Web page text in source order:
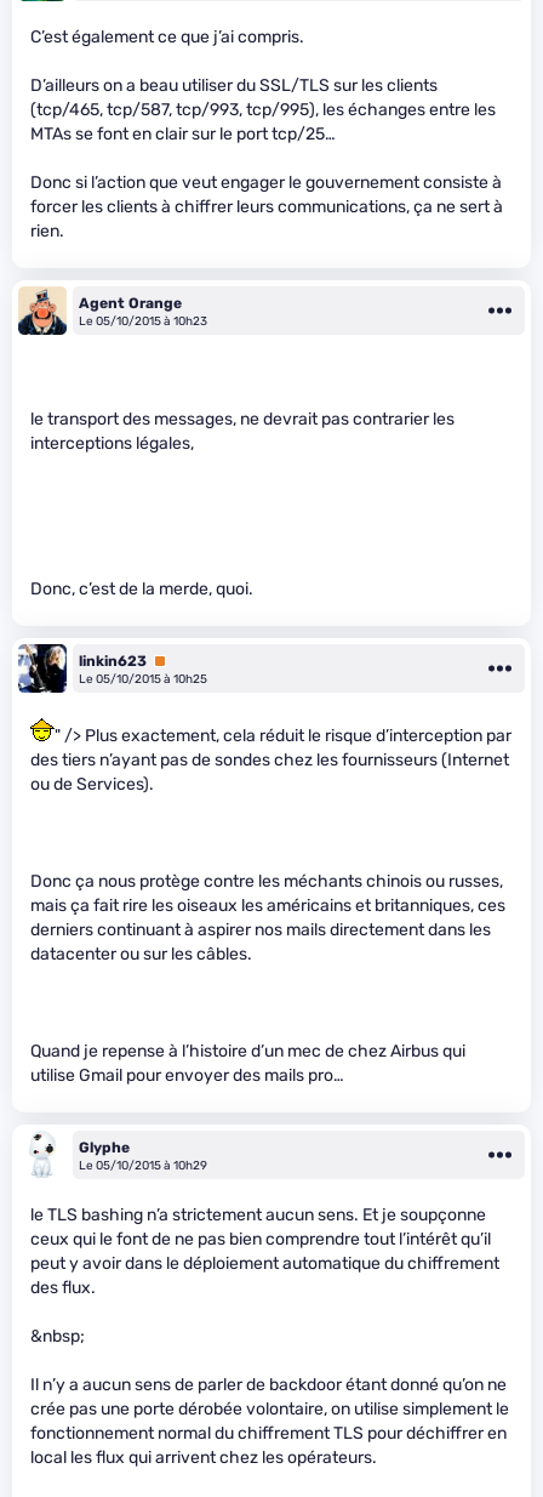
C’est également ce que j’ai compris.
D’ailleurs on a beau utiliser du SSL/TLS sur les clients
(tcp/465, tcp/587, tcp/993, tcp/995), les échanges entre les
MTAs se font en clair sur le port tcp/25…
Donc si l’action que veut engager le gouvernement consiste à
forcer les clients à chiffrer leurs communications, ça ne sert à
rien.
Agent Orange
Le 05/10/2015 à 10h23
le transport des messages, ne devrait pas contrarier les
interceptions légales,
Donc, c’est de la merde, quoi.
linkin623 Premium
Le 05/10/2015 à 10h25
" /> Plus exactement, cela réduit le risque d’interception par
des tiers n’ayant pas de sondes chez les fournisseurs (Internet
ou de Services).
Donc ça nous protège contre les méchants chinois ou russes,
mais ça fait rire les oiseaux les américains et britanniques, ces
derniers continuant à aspirer nos mails directement dans les
datacenter ou sur les câbles.
Quand je repense à l’histoire d’un mec de chez Airbus qui
utilise Gmail pour envoyer des mails pro…
Glyphe
Le 05/10/2015 à 10h29
le TLS bashing n’a strictement aucun sens. Et je soupçonne
ceux qui le font de ne pas bien comprendre tout l’intérêt qu’il
peut y avoir dans le déploiement automatique du chiffrement
des flux.
&nbsp;
Il n’y a aucun sens de parler de backdoor étant donné qu’on ne
crée pas une porte dérobée volontaire, on utilise simplement le
fonctionnement normal du chiffrement TLS pour déchiffrer en
local les flux qui arrivent chez les opérateurs.